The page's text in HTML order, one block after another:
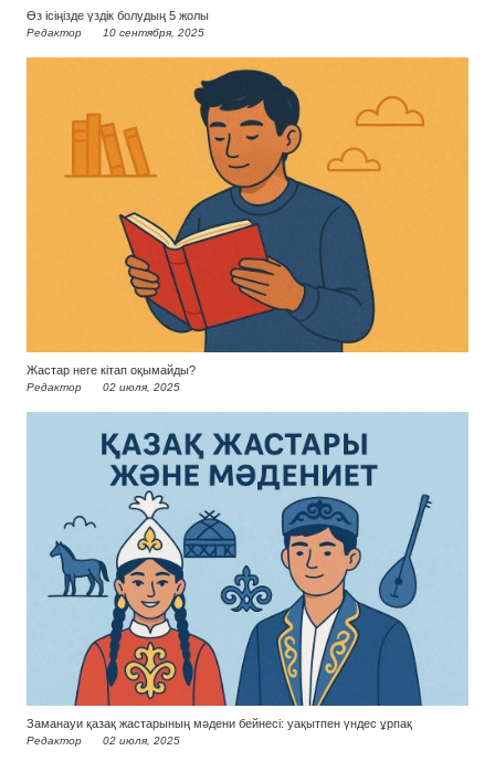
Өз ісіңізде үздік болудың 5 жолы
Редактор 10 сентября, 2025
Жастар неге кітап оқымайды?
Редактор 02 июля, 2025
Заманауи қазақ жастарының мәдени бейнесі: уақытпен үндес ұрпақ
Редактор 02 июля, 2025